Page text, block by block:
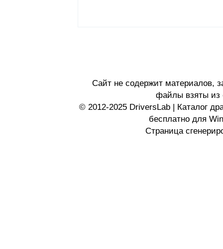
Сайт не содержит материалов,
файлы взяты из
© 2012-2025 DriversLab | Каталог
бесплатно для
Страница